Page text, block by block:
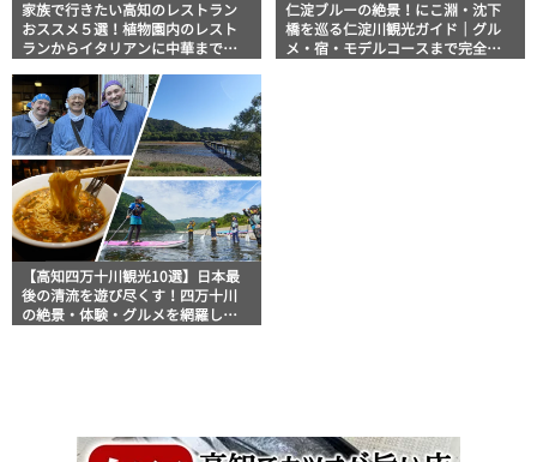
家族で行きたい高知のレストラン
おススメ５選！植物園内のレスト
ランからイタリアンに中華まで楽
仁淀ブルーの絶景！にこ淵・沈下
橋を巡る仁淀川観光ガイド｜グル
メ・宿・モデルコースまで完全網
【高知四万十川観光10選】日本最
後の清流を遊び尽くす！四万十川
の絶景・体験・グルメを網羅した